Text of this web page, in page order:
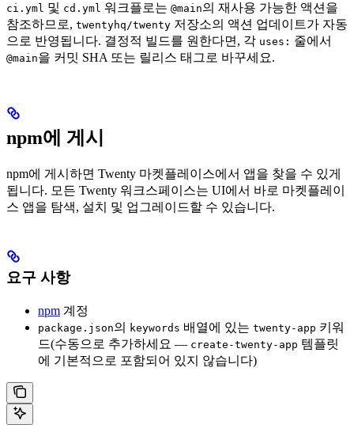
ci.yml 및 cd.yml 워크플로는 @main의 재사용 가능한 액션을
참조하므로, twentyhq/twenty 저장소의 액션 업데이트가 자동
으로 반영됩니다. 결정적 빌드를 원한다면, 각 uses: 줄에서
@main을 커밋 SHA 또는 릴리스 태그로 바꾸세요.
npm에 게시
npm에 게시하면 Twenty 마켓플레이스에서 앱을 찾을 수 있게
됩니다. 모든 Twenty 워크스페이스는 UI에서 바로 마켓플레이
스 앱을 탐색, 설치 및 업그레이드할 수 있습니다.
요구 사항
npm 계정
package.json의 keywords 배열에 있는 twenty-app 키워
드(수동으로 추가하세요 — create-twenty-app 템플릿
에 기본적으로 포함되어 있지 않습니다)